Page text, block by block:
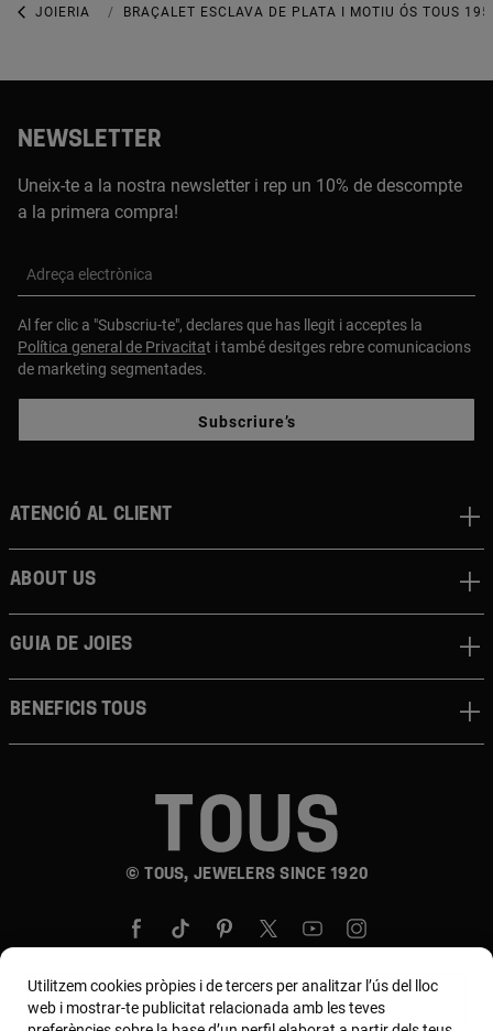
JOIERIA JOIES DE PLATA 925
BRAÇALET ESCLAVA DE PLATA I MOTIU ÓS TOUS
NEWSLETTER
Uneix-te a la nostra newsletter i rep un 10% de descompte
a la primera compra!
Adreça electrònica
Al fer clic a "Subscriu-te", declares que has llegit i acceptes la
Política general de Privacitat i també desitges rebre comunicacions
de marketing segmentades.
Subscriure’s
© TOUS, JEWELERS SINCE 1920
Atenció al client
About us
Guia de joies
Beneficis TOUS
Utilitzem cookies pròpies i de tercers per analitzar l’ús del lloc
web i mostrar-te publicitat relacionada amb les teves